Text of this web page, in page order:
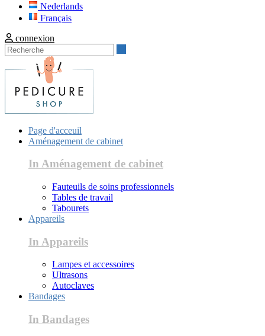
Nederlands
Français
connexion
Page d'acceuil
Aménagement de cabinet
In Aménagement de cabinet
Fauteuils de soins professionnels
Tables de travail
Tabourets
Appareils
In Appareils
Lampes et accessoires
Ultrasons
Autoclaves
Bandages
In Bandages